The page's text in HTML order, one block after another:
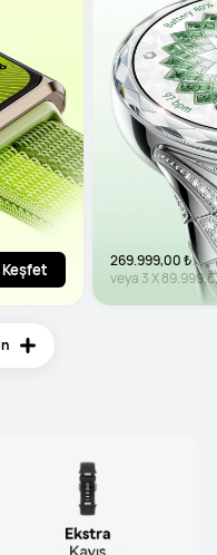
Keşfet
269.999,00 ₺
veya 3X